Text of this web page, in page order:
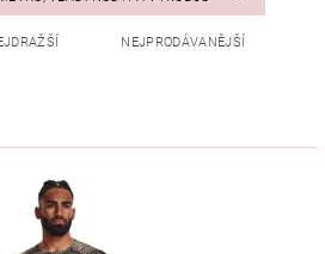
NEJPRODÁVANĚJŠÍ